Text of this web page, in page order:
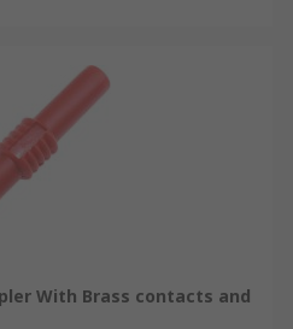
With Brass contacts and